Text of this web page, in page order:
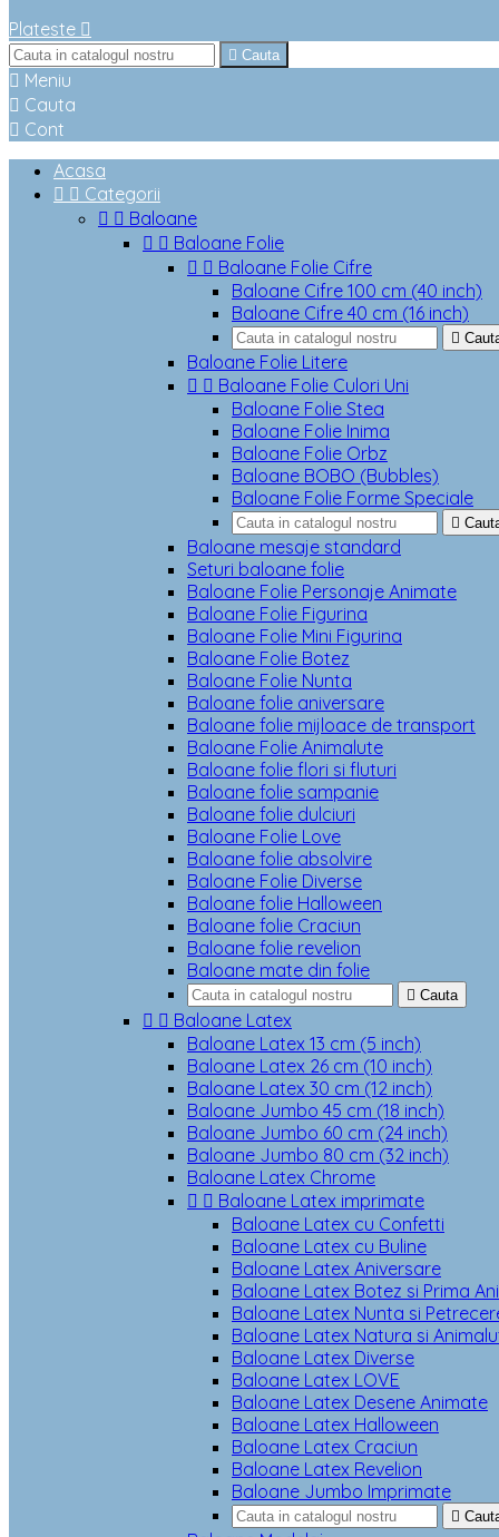
Plateste 
 Cauta
 Meniu
 Cauta
 Cont
Acasa
  Categorii
  Baloane
  Baloane Folie
  Baloane Folie Cifre
Baloane Cifre 100 cm (40 inch)
Baloane Cifre 40 cm (16 inch)

Baloane Folie Litere
  Baloane Folie Culori Uni
Baloane Folie Stea
Baloane Folie Inima
Baloane Folie Orbz
Baloane BOBO (Bubbles)
Baloane Folie Forme Speciale

Baloane mesaje standard
Seturi baloane folie
Baloane Folie Personaje Animate
Baloane Folie Figurina
Baloane Folie Mini Figurina
Baloane Folie Botez
Baloane Folie Nunta
Baloane folie aniversare
Baloane folie mijloace de transport
Baloane Folie Animalute
Baloane folie flori si fluturi
Baloane folie sampanie
Baloane folie dulciuri
Baloane Folie Love
Baloane folie absolvire
Baloane Folie Diverse
Baloane folie Halloween
Baloane folie Craciun
Baloane folie revelion
Baloane mate din folie
 Cauta
  Baloane Latex
Baloane Latex 13 cm (5 inch)
Baloane Latex 26 cm (10 inch)
Baloane Latex 30 cm (12 inch)
Baloane Jumbo 45 cm (18 inch)
Baloane Jumbo 60 cm (24 inch)
Baloane Jumbo 80 cm (32 inch)
Baloane Latex Chrome
  Baloane Latex imprimate
Baloane Latex cu Confetti
Baloane Latex cu Buline
Baloane Latex Aniversare
Baloane Latex Botez si Prima
Baloane Latex Nunta si
Baloane Latex Natura si
Baloane Latex Diverse
Baloane Latex LOVE
Baloane Latex Desene Animate
Baloane Latex Halloween
Baloane Latex Craciun
Baloane Latex Revelion
Baloane Jumbo Imprimate
